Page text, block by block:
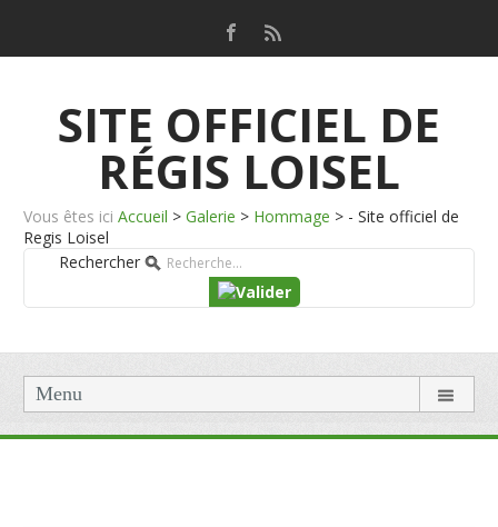
SITE OFFICIEL DE
RÉGIS LOISEL
Vous êtes ici Accueil > Galerie > Hommage > - Site officiel de
Regis Loisel
Rechercher
Menu